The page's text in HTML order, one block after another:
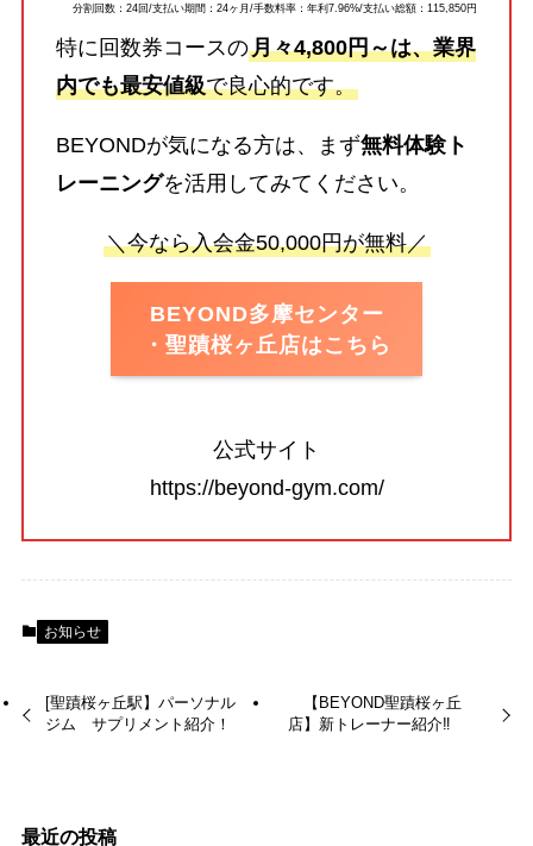
分割回数：24回/支払い期間：24ヶ月/手数料率：年利7.96%/支払い総額：115,850円
特に回数券コースの月々4,800円～は、業界
内でも最安値級で良心的です。
BEYONDが気になる方は、まず無料体験ト
レーニングを活用してみてください。
＼今なら入会金50,000円が無料／
BEYOND多摩センター
・聖蹟桜ヶ丘店はこちら
公式サイト
https://beyond-gym.com/
お知らせ
[聖蹟桜ヶ丘駅】パーソナル
ジム サプリメント紹介！
【BEYOND聖蹟桜ヶ丘
店】新トレーナー紹介‼️
最近の投稿